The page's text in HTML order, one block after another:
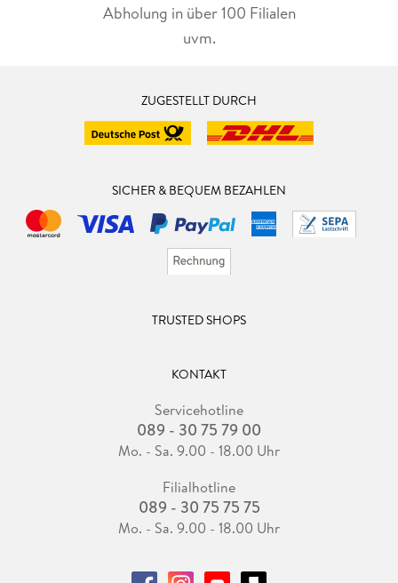
Abholung in über 100 Filialen
uvm.
ZUGESTELLT DURCH
SICHER & BEQUEM BEZAHLEN
TRUSTED SHOPS
KONTAKT
Servicehotline
089 - 30 75 79 00
Mo. - Sa. 9.00 - 18.00 Uhr
Filialhotline
089 - 30 75 75 75
Mo. - Sa. 9.00 - 18.00 Uhr